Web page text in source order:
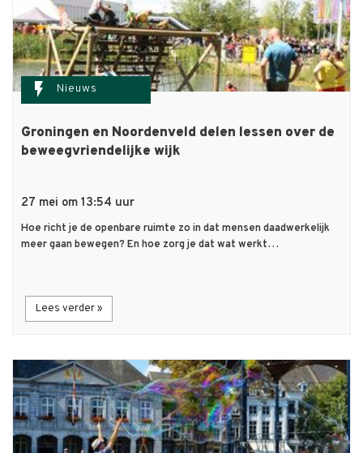
flash_on Nieuws
Groningen en Noordenveld delen lessen over de
beweegvriendelijke wijk
27 mei om 13:54 uur
Hoe richt je de openbare ruimte zo in dat mensen daadwerkelijk
meer gaan bewegen? En hoe zorg je dat wat werkt…
Lees verder »